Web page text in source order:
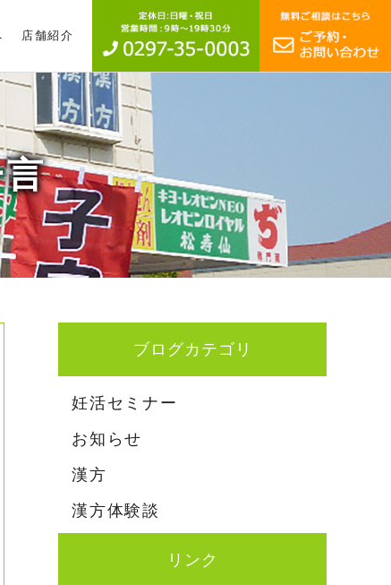
店舗紹介
ブログカテゴリ
妊活セミナー
お知らせ
漢方
漢方体験談
リンク